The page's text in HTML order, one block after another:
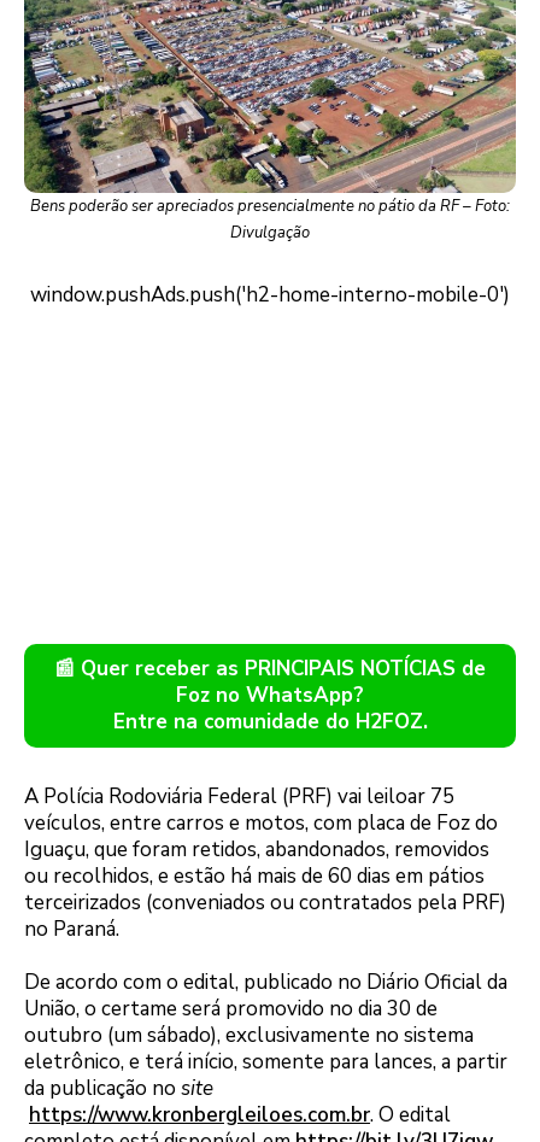
Bens poderão ser apreciados presencialmente no pátio da RF – Foto:
Divulgação
📰 Quer receber as PRINCIPAIS NOTÍCIAS de
Foz no WhatsApp?
Entre na comunidade do H2FOZ.
A Polícia Rodoviária Federal (PRF) vai leiloar 75
veículos, entre carros e motos, com placa de Foz do
Iguaçu, que foram retidos, abandonados, removidos
ou recolhidos, e estão há mais de 60 dias em pátios
terceirizados (conveniados ou contratados pela PRF)
no Paraná.
De acordo com o edital, publicado no Diário Oficial da
União, o certame será promovido no dia 30 de
outubro (um sábado), exclusivamente no sistema
eletrônico, e terá início, somente para lances, a partir
da publicação no site
https://www.kronbergleiloes.com.br. O edital